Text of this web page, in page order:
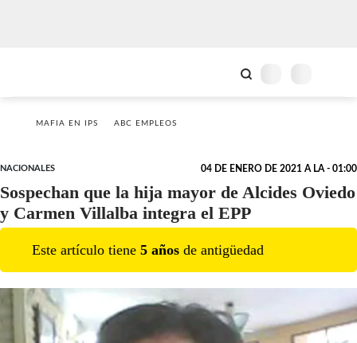
MAFIA EN IPS ABC EMPLEOS
NACIONALES 04 DE ENERO DE 2021 A LA - 01:00
Sospechan que la hija mayor de Alcides Oviedo
y Carmen Villalba integra el EPP
Este artículo tiene 5 años de antigüedad